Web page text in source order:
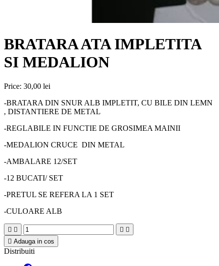
BRATARA ATA IMPLETITA
SI MEDALION
Price: 30,00 lei
-BRATARA DIN SNUR ALB IMPLETIT, CU BILE DIN LEMN
, DISTANTIERE DE METAL
-REGLABILE IN FUNCTIE DE GROSIMEA MAINII
-MEDALION CRUCE DIN METAL
-AMBALARE 12/SET
-12 BUCATI/ SET
-PRETUL SE REFERA LA 1 SET
-CULOARE ALB
   
 Adauga in cos
Distribuiti